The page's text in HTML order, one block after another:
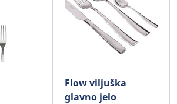
Flow viljuška
glavno jelo